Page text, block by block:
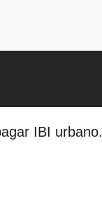
IBI